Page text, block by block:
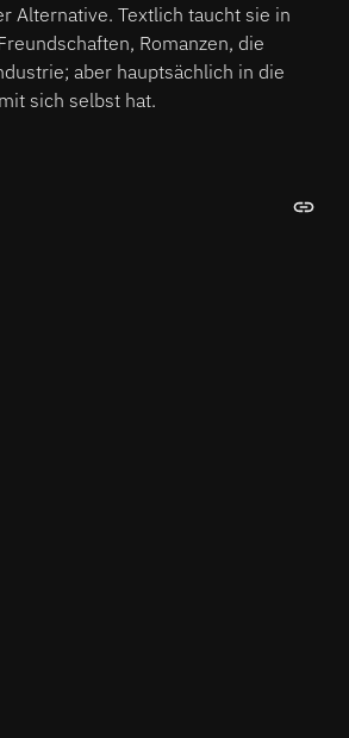
Alternative. Textlich taucht sie in
Romanzen, die
aber hauptsächlich in die
sich selbst hat.